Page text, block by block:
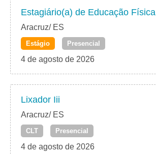
Estagiário(a) de Educação Física
Aracruz/ ES
Estágio Presencial
4 de agosto de 2026
Lixador Iii
Aracruz/ ES
CLT Presencial
4 de agosto de 2026